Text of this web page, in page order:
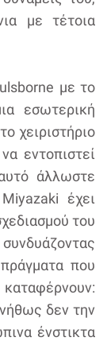
με τέτοια
με το
εσωτερική
χειριστήριο
εντοπιστεί
άλλωστε
έχει
του
που
δεν την
ένστικτα